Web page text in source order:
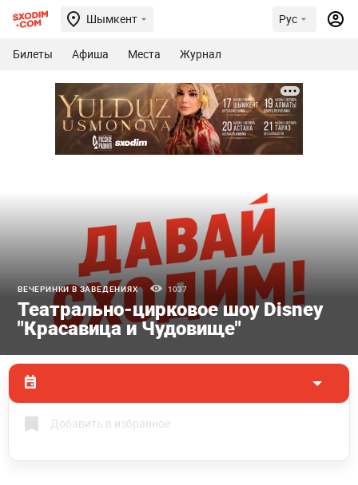
Шымкент Рус
Билеты Афиша Места Журнал
ВЕЧЕРИНКИ В ЗАВЕДЕНИЯХ 1037
Театрально-цирковое шоу Disney
"Красавица и Чудовище"
Добавить в избранное